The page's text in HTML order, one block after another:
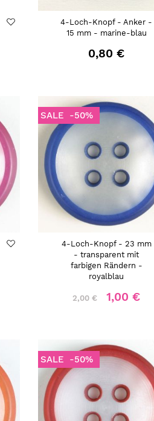
4-Loch-Knopf - Anker -
15 mm - marine-blau
0,80 €
SALE -50%
4-Loch-Knopf - 23 mm
- transparent mit
farbigen Rändern -
royalblau
2,00 € 1,00 €
SALE -50%